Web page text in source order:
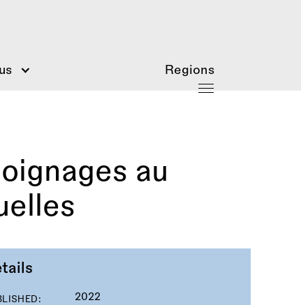
Regions
au
2022